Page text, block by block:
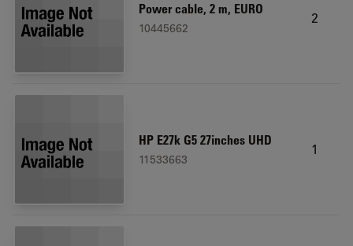
Power cable, 2 m, EURO
10445662
2
HP E27k G5 27inches UHD
11533663
1